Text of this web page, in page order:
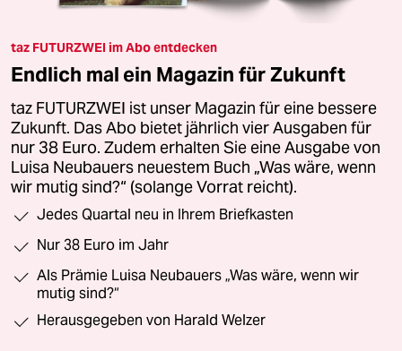
taz FUTURZWEI im Abo entdecken
Endlich mal ein Magazin für Zukunft
taz FUTURZWEI ist unser Magazin für eine bessere
Zukunft. Das Abo bietet jährlich vier Ausgaben für
nur 38 Euro. Zudem erhalten Sie eine Ausgabe von
Luisa Neubauers neuestem Buch „Was wäre, wenn
wir mutig sind?“ (solange Vorrat reicht).
Jedes Quartal neu in Ihrem Briefkasten
Nur 38 Euro im Jahr
Als Prämie Luisa Neubauers „Was wäre, wenn wir
mutig sind?“
Herausgegeben von Harald Welzer